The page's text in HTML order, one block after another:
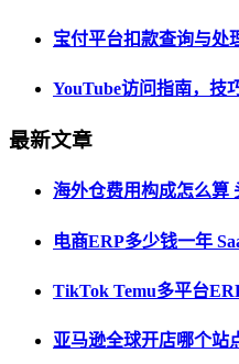
宝付平台扣款查询与处
YouTube访问指南，技
最新文章
海外仓费用构成怎么算
电商ERP多少钱一年
TikTok Temu多平台
亚马逊全球开店哪个站